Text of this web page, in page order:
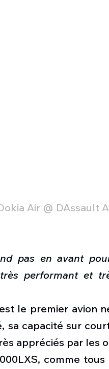
Air @ DAssault
pas en avant
très performant et
le premier avion
sa capacité sur
appréciés par les
comme